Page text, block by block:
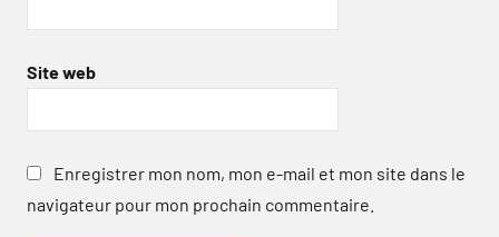
Site web
Enregistrer mon nom, mon e-mail et mon site dans le
navigateur pour mon prochain commentaire.